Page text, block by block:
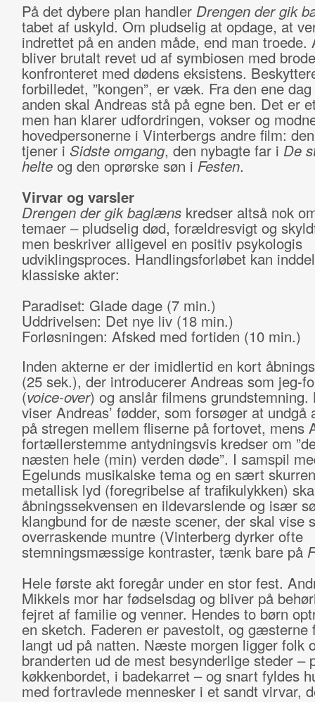
På det dybere plan handler Drengen der gik
tabet af uskyld. Om pludselig at opdage, at
indrettet på en anden måde, end man troede.
bliver brutalt revet ud af symbiosen med
konfronteret med dødens eksistens.
forbilledet, ”kongen”, er væk. Fra den ene
anden skal Andreas stå på egne ben. Det er
men han klarer udfordringen, vokser og
hovedpersonerne i Vinterbergs andre film:
tjener i Sidste omgang, den nybagte far i De
helteog den oprørske søn i Festen.
Virvar og varsler
Drengen der gik baglænskredser altså nok
temaer – pludselig død, forældresvigt og
men beskriver alligevel en positiv psykologis
udviklingsproces. Handlingsforløbet kan
klassiske akter:
Paradiset: Glade dage (7 min.)
Uddrivelsen: Det nye liv (18 min.)
Forløsningen: Afsked med fortiden (10 min.)
Inden akterne er der imidlertid en kort
(25 sek.), der introducerer Andreas som jeg-
(voice-over) og anslår filmens grundstemning.
viser Andreas’ fødder, som forsøger at
på stregen mellem fliserne på fortovet, mens
fortællerstemme antydningsvis kredser om
næsten hele (min) verden døde”. I samspil
Egelunds musikalske tema og en sært
metallisk lyd (foregribelse af trafikulykken)
åbningssekvensen en ildevarslende og især
klangbund for de næste scener, der skal vise
overraskende muntre (Vinterberg dyrker ofte
stemningsmæssige kontraster, tænk bare på
Hele første akt foregår under en stor fest.
Mikkels mor har fødselsdag og bliver på
fejret af familie og venner. Hendes to børn
en sketch. Faderen er pavestolt, og gæsterne
langt ud på natten. Næste morgen ligger folk
branderten ud de mest besynderlige steder –
køkkenbordet, i badekarret – og snart fyldes
med fortravlede mennesker i et sandt virvar,